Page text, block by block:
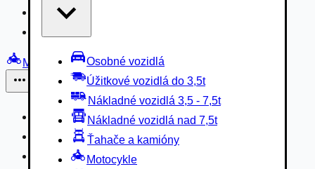
Osobné vozidlá
Úžitkové vozidlá do 3,5t
Nákladné vozidlá 3,5 - 7,5t
Nákladné vozidlá nad 7,5t
Ťahače a kamióny
Motocykle
Nákladné vozidlá nad 7,5t
Motocykle
Náhradné diely
Autobusy
Vodné/Snežné skútre, štvorkolky